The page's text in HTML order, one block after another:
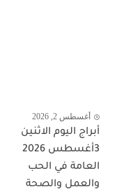
أغسطس 2, 2026
أبراج اليوم الاثنين
3أغسطس 2026
العامة في الحب
والعمل والصحة